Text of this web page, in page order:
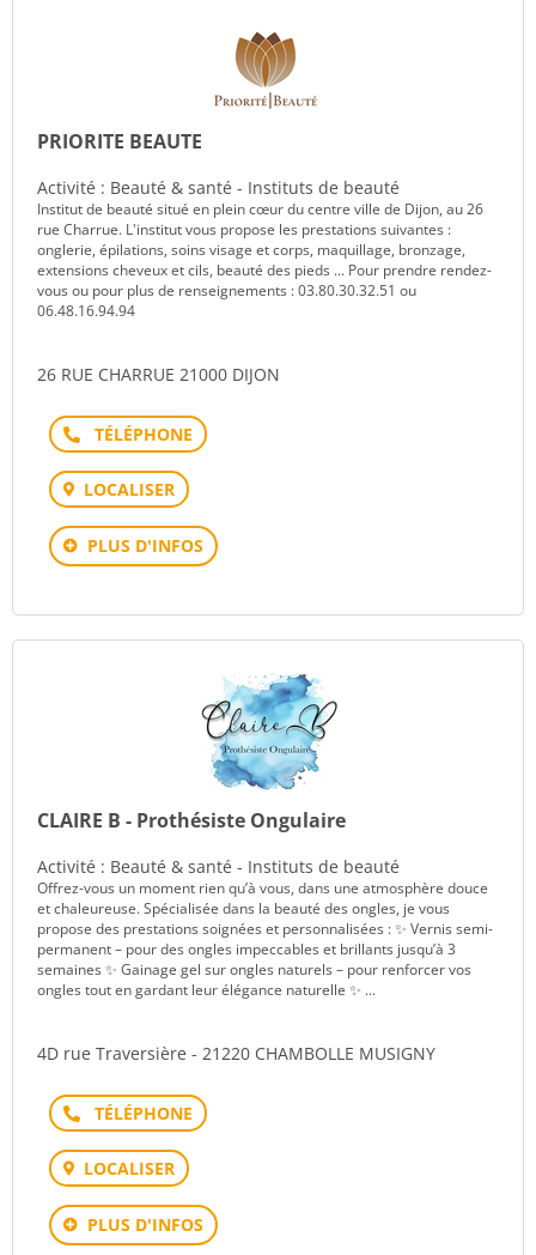
PRIORITE BEAUTE
Activité : Beauté & santé - Instituts de beauté
Institut de beauté situé en plein cœur du centre ville de Dijon, au 26
rue Charrue. L'institut vous propose les prestations suivantes :
onglerie, épilations, soins visage et corps, maquillage, bronzage,
extensions cheveux et cils, beauté des pieds ... Pour prendre rendez-
vous ou pour plus de renseignements : 03.80.30.32.51 ou
06.48.16.94.94
26 RUE CHARRUE 21000 DIJON
Téléphone
LOCALISER
PLUS D'INFOS
CLAIRE B - Prothésiste Ongulaire
Activité : Beauté & santé - Instituts de beauté
Offrez-vous un moment rien qu’à vous, dans une atmosphère douce
et chaleureuse. Spécialisée dans la beauté des ongles, je vous
propose des prestations soignées et personnalisées : ✨ Vernis semi-
permanent – pour des ongles impeccables et brillants jusqu’à 3
semaines ✨ Gainage gel sur ongles naturels – pour renforcer vos
ongles tout en gardant leur élégance naturelle ✨ ...
4D rue Traversière - 21220 CHAMBOLLE MUSIGNY
Téléphone
LOCALISER
PLUS D'INFOS